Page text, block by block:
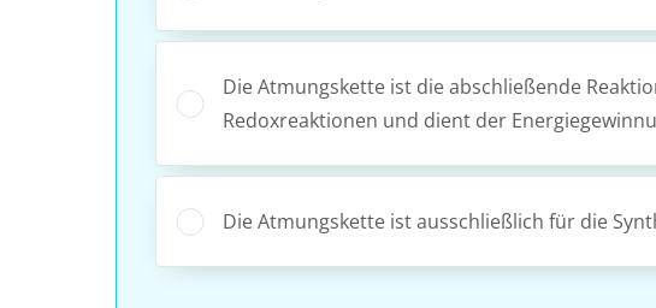
Die Atmungskette ist die abschließende
Redoxreaktionen und dient der
Die Atmungskette ist ausschließlich für die